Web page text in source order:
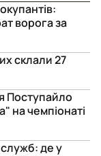
ворога за
склали 27
Поступайло
на чемпіонаті
де у